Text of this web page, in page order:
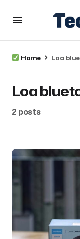
Home Loa
Loa
2 posts